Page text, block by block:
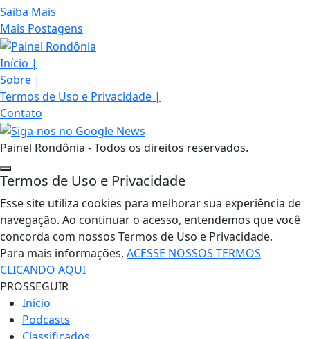
Saiba Mais
Mais Postagens
Início |
Sobre |
Termos de Uso e Privacidade |
Contato
Painel Rondônia - Todos os direitos reservados.
Termos de Uso e Privacidade
Esse site utiliza cookies para melhorar sua experiência de
navegação. Ao continuar o acesso, entendemos que você
concorda com nossos Termos de Uso e Privacidade.
Para mais informações, ACESSE NOSSOS TERMOS
CLICANDO AQUI
PROSSEGUIR
Início
Podcasts
Classificados